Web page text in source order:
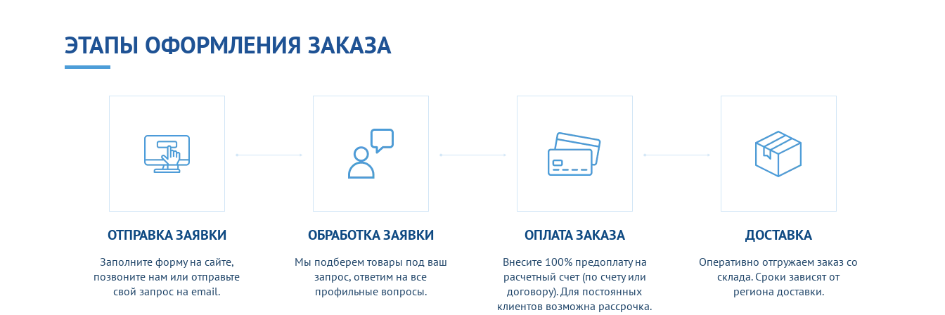
ЭТАПЫ ОФОРМЛЕНИЯ ЗАКАЗА
ОТПРАВКА ЗАЯВКИ
Заполните форму на сайте,
позвоните нам или отправьте
свой запрос на email.
ОБРАБОТКА ЗАЯВКИ
Мы подберем товары под ваш
запрос, ответим на все
профильные вопросы.
ОПЛАТА ЗАКАЗА
Внесите 100% предоплату на
расчетный счет (по счету или
договору). Для постоянных
клиентов возможна рассрочка.
ДОСТАВКА
Оперативно отгружаем заказ со
склада. Сроки зависят от
региона доставки.